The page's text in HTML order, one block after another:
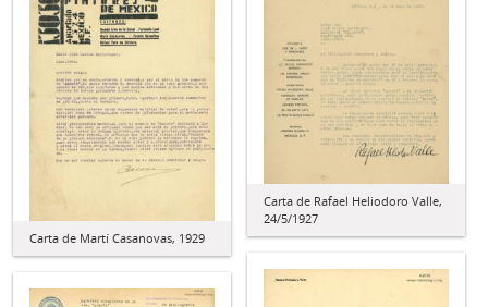
Carta de Rafael Heliodoro Valle,
24/5/1927
Carta de Martí Casanovas, 1929